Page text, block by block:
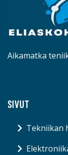
Aikamatka
SIVUT
Tekniikan